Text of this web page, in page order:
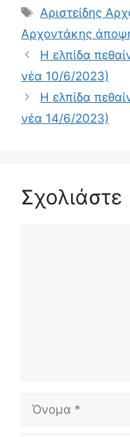
Ετικέτες
Αριστείδης
Αρχοντάκης
Η ελπίδα
νέα 10/6/2023)
Η ελπίδα
νέα 14/6/2023)
Σχολιάστε
Όνομα